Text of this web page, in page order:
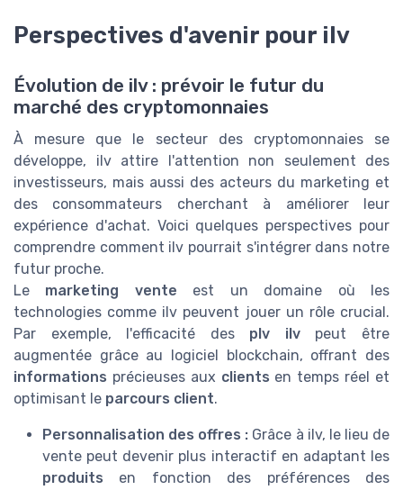
Perspectives d'avenir pour ilv
Évolution de ilv : prévoir le futur du
marché des cryptomonnaies
À mesure que le secteur des cryptomonnaies se
développe, ilv attire l'attention non seulement des
investisseurs, mais aussi des acteurs du marketing et
des consommateurs cherchant à améliorer leur
expérience d'achat. Voici quelques perspectives pour
comprendre comment ilv pourrait s'intégrer dans notre
futur proche.
Le marketing vente est un domaine où les
technologies comme ilv peuvent jouer un rôle crucial.
Par exemple, l'efficacité des plv ilvpeut être
augmentée grâce au logiciel blockchain, offrant des
informations précieuses aux clients en temps réel et
optimisant le parcours client.
Personnalisation des offres : Grâce à ilv, le lieu de
vente peut devenir plus interactif en adaptant les
produits en fonction des préférences des